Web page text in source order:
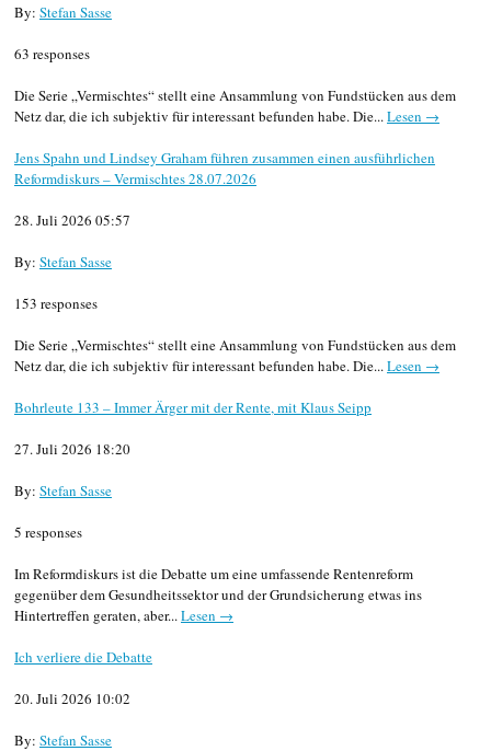
By: Stefan Sasse
63 responses
Die Serie „Vermischtes“ stellt eine Ansammlung von Fundstücken aus dem
Netz dar, die ich subjektiv für interessant befunden habe. Die... Lesen →
Jens Spahn und Lindsey Graham führen zusammen einen ausführlichen
Reformdiskurs – Vermischtes 28.07.2026
28. Juli 2026 05:57
By: Stefan Sasse
153 responses
Die Serie „Vermischtes“ stellt eine Ansammlung von Fundstücken aus dem
Netz dar, die ich subjektiv für interessant befunden habe. Die... Lesen →
Bohrleute 133 – Immer Ärger mit der Rente, mit Klaus Seipp
27. Juli 2026 18:20
By: Stefan Sasse
5 responses
Im Reformdiskurs ist die Debatte um eine umfassende Rentenreform
gegenüber dem Gesundheitssektor und der Grundsicherung etwas ins
Hintertreffen geraten, aber... Lesen →
Ich verliere die Debatte
20. Juli 2026 10:02
By: Stefan Sasse